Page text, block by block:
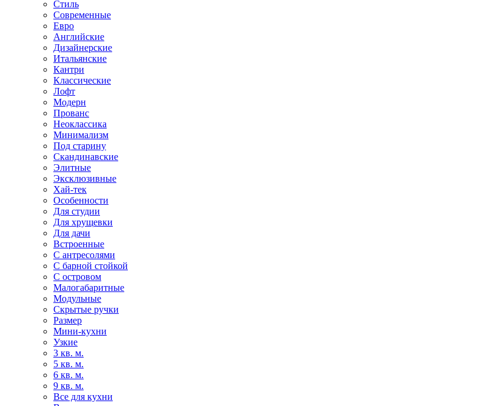
Стиль
Современные
Евро
Английские
Дизайнерские
Итальянские
Кантри
Классические
Лофт
Модерн
Прованс
Неоклассика
Минимализм
Под старину
Скандинавские
Элитные
Эксклюзивные
Хай-тек
Особенности
Для студии
Для хрущевки
Для дачи
Встроенные
С антресолями
С барной стойкой
С островом
Малогабаритные
Модульные
Скрытые ручки
Размер
Мини-кухни
Узкие
3 кв. м.
5 кв. м.
6 кв. м.
9 кв. м.
Все для кухни